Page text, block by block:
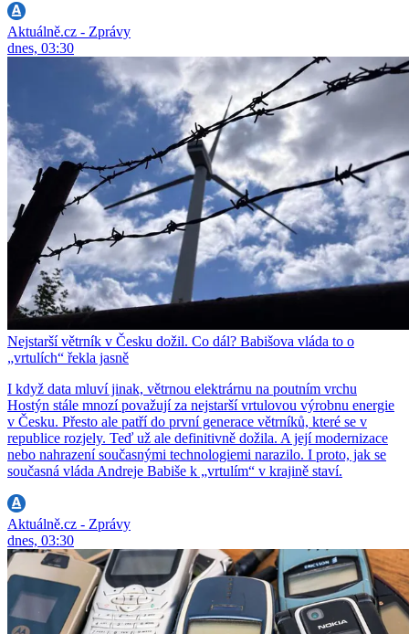
Aktuálně.cz - Zprávy
dnes, 03:30
Nejstarší větrník v Česku dožil. Co dál? Babišova vláda to o
„vrtulích“ řekla jasně
I když data mluví jinak, větrnou elektrárnu na poutním vrchu
Hostýn stále mnozí považují za nejstarší vrtulovou výrobnu energie
v Česku. Přesto ale patří do první generace větrníků, které se v
republice rozjely. Teď už ale definitivně dožila. A její modernizace
nebo nahrazení současnými technologiemi narazilo. I proto, jak se
současná vláda Andreje Babiše k „vrtulím“ v krajině staví.
Aktuálně.cz - Zprávy
dnes, 03:30